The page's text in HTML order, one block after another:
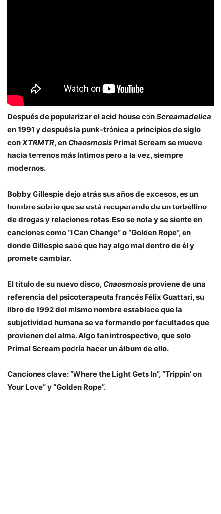
Después de popularizar el acid house conScreamadelica
en 1991 y después la punk-trónica a principios de siglo
conXTRMTR, en Chaosmosis Primal Scream se mueve
hacia terrenos más íntimos pero a la vez, siempre
modernos.
Bobby Gillespie dejo atrás sus años de excesos, es un
hombre sobrio que se está recuperando de un torbellino
de drogas y relaciones rotas. Eso se nota y se siente en
canciones como “I Can Change” o “Golden Rope”, en
donde Gillespie sabe que hay algo mal dentro de él y
promete cambiar.
El título de su nuevo disco, Chaosmosisproviene de una
referencia del psicoterapeuta francés Félix Guattari, su
libro de 1992 del mismo nombre establece que la
subjetividad humana se va formando por facultades que
provienen del alma. Algo tan introspectivo, que solo
Primal Scream podría hacer un álbum de ello.
Canciones clave: “Where the Light Gets In”, “Trippin’ on
Your Love” y “Golden Rope”.